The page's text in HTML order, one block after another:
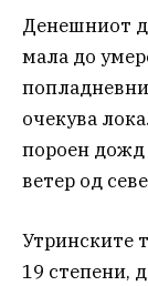
Денешниот
мала до
очекува
пороен дожд
ветер од
Утринските
19 степени,